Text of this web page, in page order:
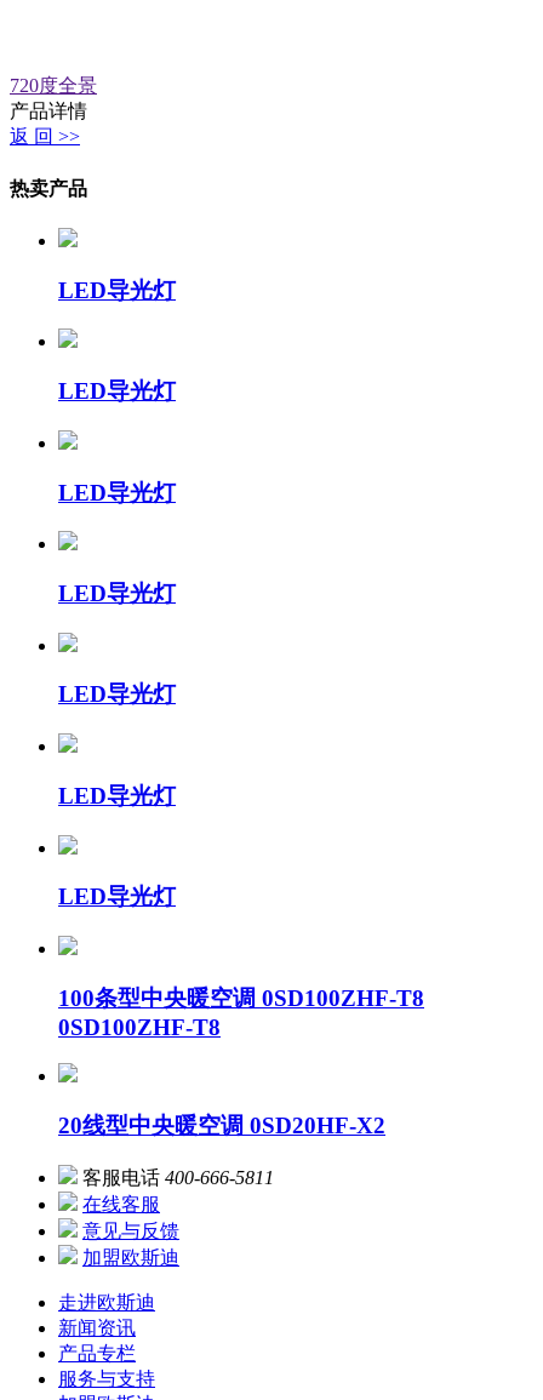
720度全景
产品详情
返 回 >>
热卖产品
LED导光灯
LED导光灯
LED导光灯
LED导光灯
LED导光灯
LED导光灯
LED导光灯
100条型中央暖空调 0SD100ZHF-T8
0SD100ZHF-T8
20线型中央暖空调 0SD20HF-X2
客服电话 400-666-5811
在线客服
意见与反馈
加盟欧斯迪
走进欧斯迪
新闻资讯
产品专栏
服务与支持